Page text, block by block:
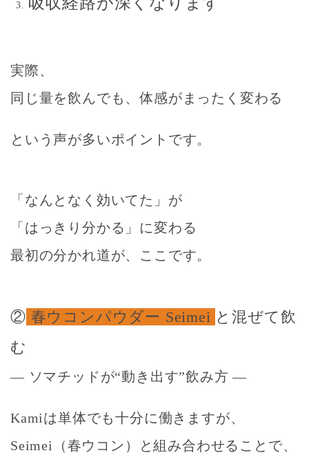
実際、
同じ量を飲んでも、体感がまったく変わる
という声が多いポイントです。
「なんとなく効いてた」が
「はっきり分かる」に変わる
最初の分かれ道が、ここです。
② 春ウコンパウダー Seimei と混ぜて飲
む
― ソマチッドが“動き出す”飲み方 ―
Kamiは単体でも十分に働きますが、
Seimei（春ウコン）と組み合わせることで、